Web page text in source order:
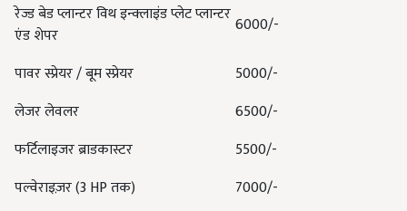
रेज्ड बेड प्लान्टर विथ इन्क्लाइंड प्लेट प्लान्टर
एंड शेपर
6000/-
पावर स्प्रेयर / बूम स्प्रेयर
5000/-
लेजर लेवलर
6500/-
फर्टिलाइजर ब्राडकास्टर
5500/-
पल्वेराइज़र (3 HP तक)
7000/-